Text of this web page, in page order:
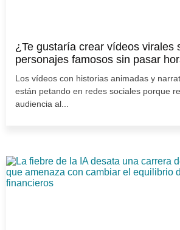
¿Te gustaría crear vídeos virales
personajes famosos sin pasar
Los vídeos con historias animadas y
están petando en redes sociales porque
audiencia al...